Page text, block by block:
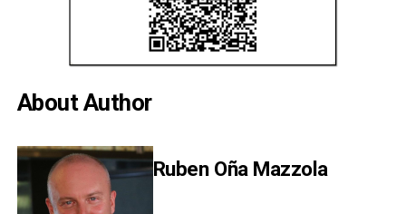
About Author
Ruben Oña Mazzola